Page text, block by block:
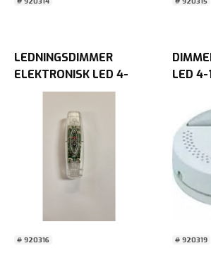
LEDNINGSDIMMER
ELEKTRONISK LED 4-
100W SNELLO
TRANSPARENT Blister
# 920316
LED
# 920319